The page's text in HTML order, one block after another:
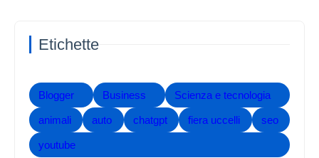
Etichette
Blogger Business Scienza e tecnologia
animali auto chatgpt fiera uccelli seo
youtube